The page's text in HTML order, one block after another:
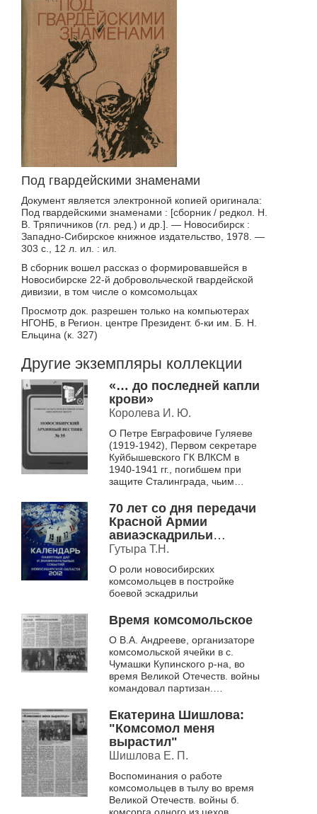
Под гвардейскими знаменами
Документ является электронной копией оригинала:
Под гвардейскими знаменами : [сборник / редкол. Н.
В. Тряпичников (гл. ред.) и др.]. — Новосибирск :
Западно-Сибирское книжное издательство, 1978. —
303 с., 12 л. ил. : ил.
В сборник вошел рассказ о формировавшейся в
Новосибирске 22-й добровольческой гвардейской
дивизии, в том числе о комсомольцах
Просмотр док. разрешен только на компьютерах
НГОНБ, в Регион. центре Президент. б-ки им. Б. Н.
Ельцина (к. 327)
Другие экземпляры коллекции
«… до последней капли
крови»
Королева И. Ю.
О Петре Евграфовиче Гуляеве
(1919-1942), Первом секретаре
Куйбышевского ГК ВЛКСМ в
1940-1941 гг., погибшем при
защите Сталинграда, чьим
Куйбышеве Новосибирской
област...
70 лет со дня передачи
Красной Армии
авиаэскадрильи
«Новосибирский
комсомолец» (1942)
Гутыра Т.Н.
О роли новосибирских
комсомольцев в постройке
боевой эскадрильи
Время комсомольское
О В.А. Андрееве, организаторе
комсомольской ячейки в с.
Чумашки Купинского р-на, во
время Великой Отечеств. войны
командовал партизан.
Екатерина Шишлова:
"Комсомол меня
вырастил"
Шишлова Е. П.
Воспоминания о работе
комсомольцев в тылу во время
Великой Отечеств. войны б.